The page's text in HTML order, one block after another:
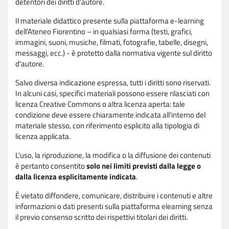
Il materiale didattico presente sulla piattaforma e-learning
dell'Ateneo Fiorentino – in qualsiasi forma (testi, grafici,
immagini, suoni, musiche, filmati, fotografie, tabelle, disegni,
messaggi, ecc.) - è protetto dalla normativa vigente sul diritto
d'autore.
Salvo diversa indicazione espressa, tutti i diritti sono riservati.
In alcuni casi, specifici materiali possono essere rilasciati con
licenza Creative Commons o altra licenza aperta: tale
condizione deve essere chiaramente indicata all'interno del
materiale stesso, con riferimento esplicito alla tipologia di
licenza applicata.
L'uso, la riproduzione, la modifica o la diffusione dei contenuti
è pertanto consentitosolo nei limiti previsti dalla legge o
dalla licenza esplicitamente indicata.
È vietato diffondere, comunicare, distribuire i contenuti e altre
informazioni o dati presenti sulla piattaforma elearning senza
il previo consenso scritto dei rispettivi titolari dei diritti.